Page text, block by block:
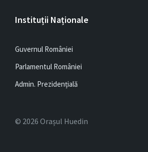
Instituții Naționale
Guvernul României
Parlamentul României
Admin. Prezidențială
© 2026 Orașul Huedin